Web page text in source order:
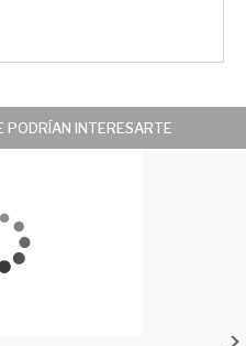
PODRÍAN INTERESARTE